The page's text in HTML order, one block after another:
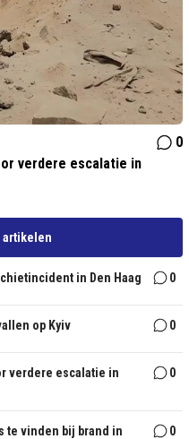
0
verdere escalatie in
artikelen
in Den Haag 0
op Kyiv 0
verdere escalatie in
0
te vinden bij brand in 0